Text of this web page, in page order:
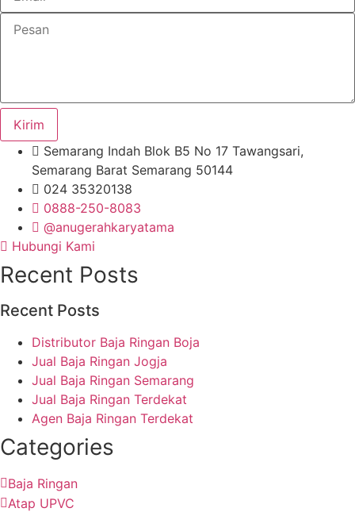
Kirim
Semarang Indah Blok B5 No 17 Tawangsari,
Semarang Barat Semarang 50144
024 35320138
0888-250-8083
@anugerahkaryatama
Hubungi Kami
Recent Posts
Recent Posts
Distributor Baja Ringan Boja
Jual Baja Ringan Jogja
Jual Baja Ringan Semarang
Jual Baja Ringan Terdekat
Agen Baja Ringan Terdekat
Categories
Baja Ringan
Atap UPVC